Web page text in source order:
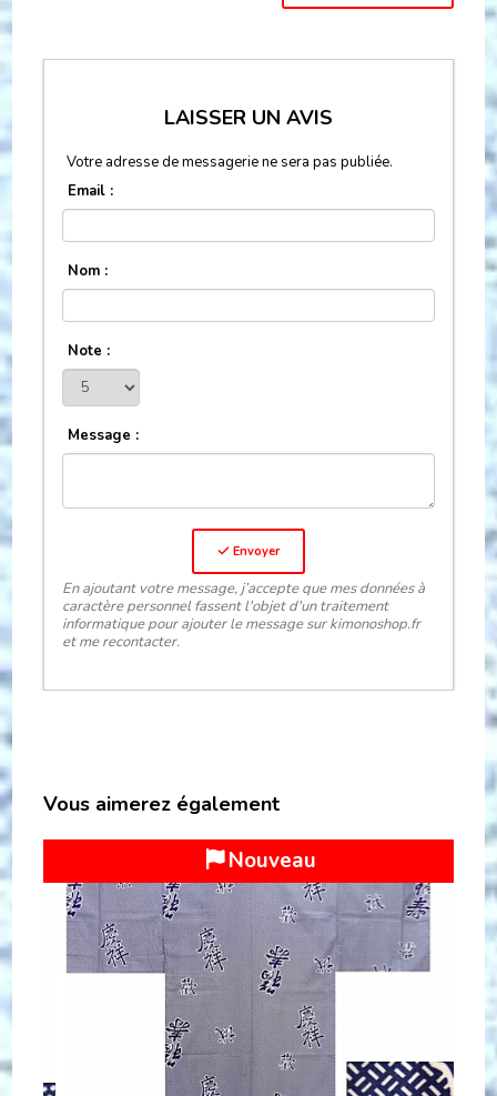
LAISSER UN AVIS
Votre adresse de messagerie ne sera pas publiée.
Email :
Nom :
Note :
Message :
Envoyer
En ajoutant votre message, j’accepte que mes données à
caractère personnel fassent l'objet d'un traitement
informatique pour ajouter le message sur kimonoshop.fr
et me recontacter.
Vous aimerez également
Top Vente